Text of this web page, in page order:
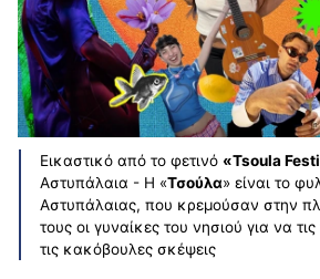
Εικαστικό από το φετινό «Tsoula
Αστυπάλαια - Η «Τσούλα» είναι το
Αστυπάλαιας, που κρεμούσαν στην
τους οι γυναίκες του νησιού για να
τις κακόβουλες σκέψεις